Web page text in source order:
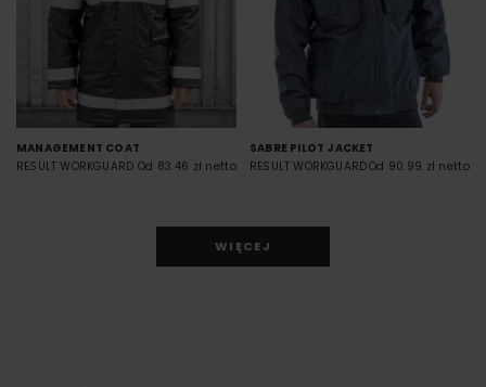
MANAGEMENT COAT
RESULT WORKGUARD Od 83.46 zł netto
SABRE PILOT JACKET
RESULT WORKGUARDOd 90.99 zł netto
WIĘCEJ